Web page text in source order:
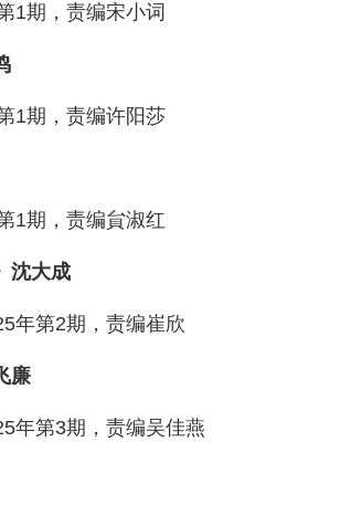
1期，责编宋小词
1期，责编许阳莎
1期，责编貟淑红
沈大成
年第2期，责编崔欣
廉
年第3期，责编吴佳燕